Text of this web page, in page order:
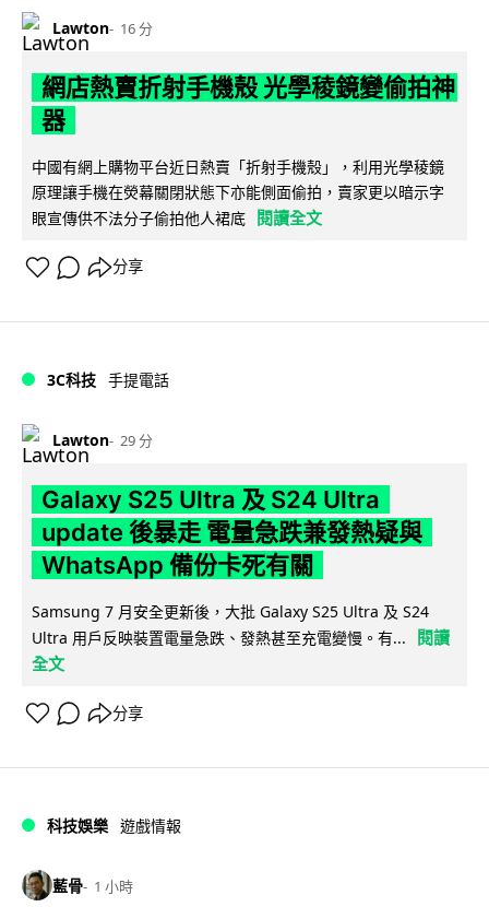
Lawton 16 分
網店熱賣折射手機殼 光學稜鏡變偷拍神
器
中國有網上購物平台近日熱賣「折射手機殼」，利用光學稜鏡
原理讓手機在熒幕關閉狀態下亦能側面偷拍，賣家更以暗示字
眼宣傳供不法分子偷拍他人裙底
閱讀全文
分享
3C科技 手提電話
Lawton 29 分
Galaxy S25 Ultra 及 S24 Ultra
update 後暴走 電量急跌兼發熱疑與
WhatsApp 備份卡死有關
Samsung 7 月安全更新後，大批 Galaxy S25 Ultra 及 S24
Ultra 用戶反映裝置電量急跌、發熱甚至充電變慢。有...
閱讀
全文
分享
科技娛樂 遊戲情報
藍骨 1 小時